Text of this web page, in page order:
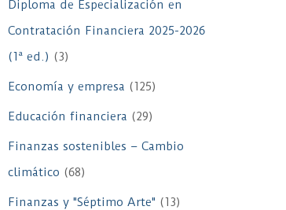
Diploma de Especialización en
Contratación Financiera 2025-2026
(1ª ed.) (3)
Economía y empresa (125)
Educación financiera (29)
Finanzas sostenibles – Cambio
climático (68)
Finanzas y "Séptimo Arte" (13)